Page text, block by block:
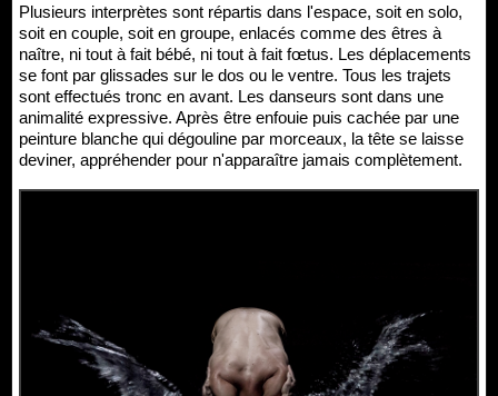
Plusieurs interprètes sont répartis dans l'espace, soit en solo,
soit en couple, soit en groupe, enlacés comme des êtres à
naître, ni tout à fait bébé, ni tout à fait fœtus. Les déplacements
se font par glissades sur le dos ou le ventre. Tous les trajets
sont effectués tronc en avant. Les danseurs sont dans une
animalité expressive. Après être enfouie puis cachée par une
peinture blanche qui dégouline par morceaux, la tête se laisse
deviner, appréhender pour n'apparaître jamais complètement.